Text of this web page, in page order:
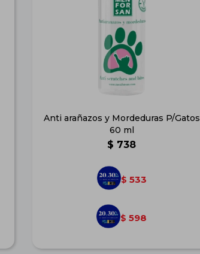
Anti arañazos y Mordeduras P/Gatos
60 ml
$ 738
$ 533
$ 598